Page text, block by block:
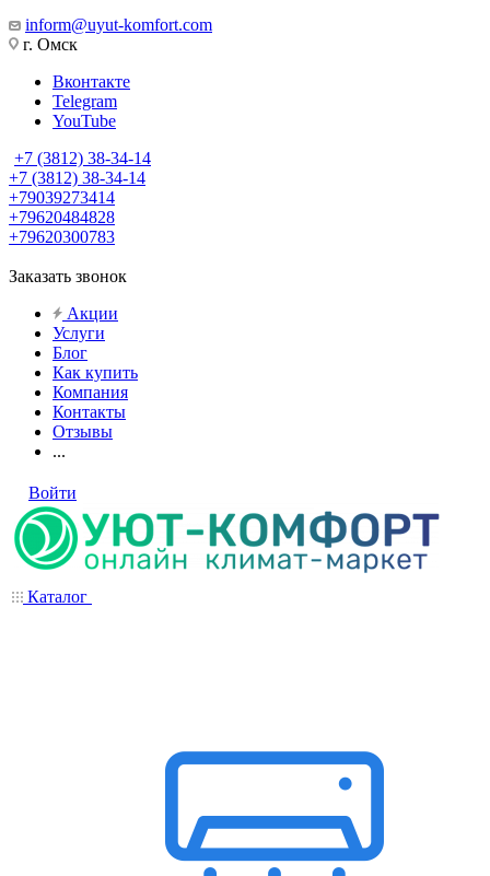
inform@uyut-komfort.com
г. Омск
Вконтакте
Telegram
YouTube
+7 (3812) 38-34-14
+7 (3812) 38-34-14
+79039273414
+79620484828
+79620300783
Заказать звонок
Акции
Услуги
Блог
Как купить
Компания
Контакты
Отзывы
...
Войти
Каталог